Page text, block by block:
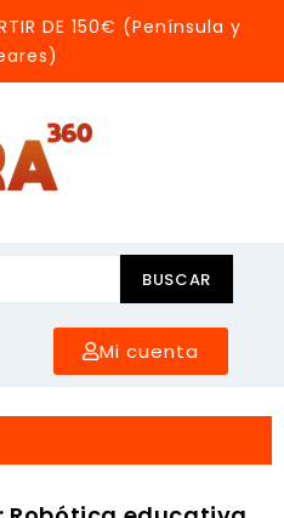
DE 150€ (Península y
BUSCAR
Mi cuenta